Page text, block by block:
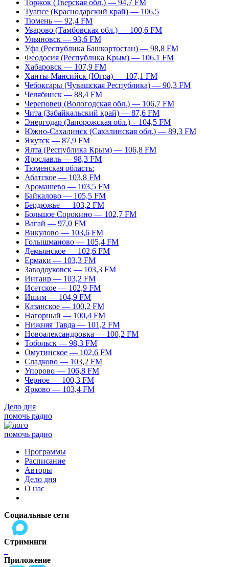
Торжок (Тверская обл.) — 94,7 FM
Туапсе (Краснодарский край) — 106,5
Тюмень — 92,4 FM
Уварово (Тамбовская обл.) — 100,6 FM
Ульяновск — 93,6 FM
Уфа (Республика Башкортостан) — 98,8 FM
Феодосия (Республика Крым) — 106,1 FM
Хабаровск — 107,9 FM
Ханты-Мансийск (Югра) — 107,1 FM
Чебоксары (Чувашская Республика) — 90,3 FM
Челябинск — 88,4 FM
Череповец (Вологодская обл.) — 106,7 FM
Чита (Забайкальский край) — 87,6 FM
Энергодар (Запорожская обл.) – 104,5 FM
Южно-Сахалинск (Сахалинская обл.) — 89,3 FM
Якутск — 87,9 FM
Ялта (Республика Крым) — 106,8 FM
Ярославль — 98,3 FM
Тюменская область:
Абатское — 103,8 FM
Аромашево — 103,5 FM
Байкалово — 105,5 FM
Бердюжье — 103,2 FM
Большое Сорокино — 102,7 FM
Вагай — 97,0 FM
Викулово — 103,6 FM
Голышманово — 105,4 FM
Демьянское — 102,6 FM
Ермаки — 103,3 FM
Заводоуковск — 103,3 FM
Ингаир — 103,2 FM
Исетское — 102,9 FM
Ишим — 104,9 FM
Казанское — 100,2 FM
Нагорный — 100,4 FM
Нижняя Тавда — 101,2 FM
Новоалександровка — 100,2 FM
Тобольск — 98,3 FM
Омутинское — 102,6 FM
Сладково — 103,2 FM
Упорово — 106,8 FM
Черное — 100,3 FM
Ярково — 103,4 FM
Дело дня
помочь радио
помочь радио
Программы
Расписание
Авторы
Дело дня
О нас
Социальные сети
Стриминги
Приложение